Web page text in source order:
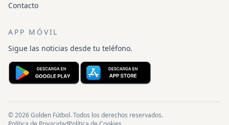
Contacto
APP MÓVIL
Sigue las noticias desde tu teléfono.
© 2026 Golden Fútbol. Todos los derechos reservados.